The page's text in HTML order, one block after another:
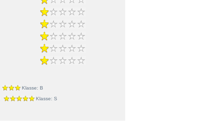
Klasse: B
Klasse: S